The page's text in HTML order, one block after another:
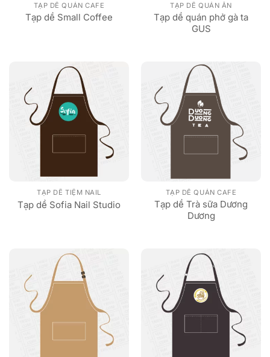
TẠP DỀ QUÁN CAFE
Tạp dề Small Coffee
TẠP DỀ QUÁN ĂN
Tạp dề quán phở gà ta
GUS
TẠP DỀ TIỆM NAIL
Tạp dề Sofia Nail Studio
TẠP DỀ QUÁN CAFE
Tạp dề Trà sữa Dương
Dương